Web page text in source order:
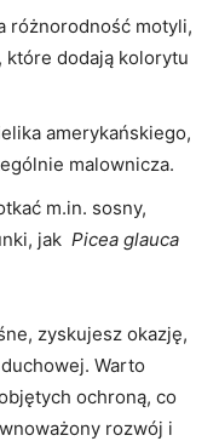
różnorodność motyli,
, ⁢które​ dodają kolorytu
amerykańskiego,
‍malownicza.
m.in. sosny,
jak
Picea glauca
zyskujesz okazję,
Warto
⁣ochroną, co‍
rozwój i